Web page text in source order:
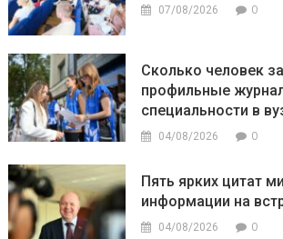
07/08/2026 0
Сколько человек
профильные
специальности в
04/08/2026 0
Пять ярких цитат
информации на
04/08/2026 0